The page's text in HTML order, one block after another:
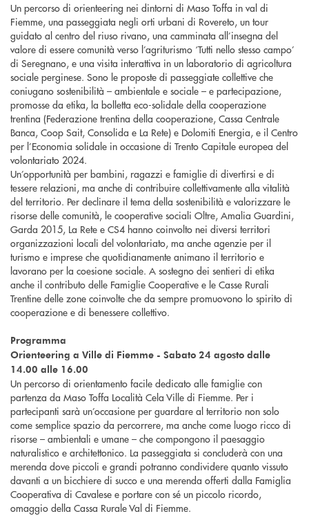
Un percorso di orienteering nei dintorni di Maso Toffa in val di
Fiemme, una passeggiata negli orti urbani di Rovereto, un tour
guidato al centro del riuso rivano, una camminata all’insegna del
valore di essere comunità verso l’agriturismo ‘Tutti nello stesso campo’
di Seregnano, e una visita interattiva in un laboratorio di agricoltura
sociale perginese. Sono le proposte di passeggiate collettive che
coniugano sostenibilità – ambientale e sociale – e partecipazione,
promosse da etika, la bolletta eco-solidale della cooperazione
trentina (Federazione trentina della cooperazione, Cassa Centrale
Banca, Coop Sait, Consolida e La Rete) e Dolomiti Energia, e il Centro
per l’Economia solidale in occasione di Trento Capitale europea del
volontariato 2024.
Un’opportunità per bambini, ragazzi e famiglie di divertirsi e di
tessere relazioni, ma anche di contribuire collettivamente alla vitalità
del territorio. Per declinare il tema della sostenibilità e valorizzare le
risorse delle comunità, le cooperative sociali Oltre, Amalia Guardini,
Garda 2015, La Rete e CS4 hanno coinvolto nei diversi territori
organizzazioni locali del volontariato, ma anche agenzie per il
turismo e imprese che quotidianamente animano il territorio e
lavorano per la coesione sociale. A sostegno dei sentieri di etika
anche il contributo delle Famiglie Cooperative e le Casse Rurali
Trentine delle zone coinvolte che da sempre promuovono lo spirito di
cooperazione e di benessere collettivo.
Programma
Orienteering a Ville di Fiemme - Sabato 24 agosto dalle
14.00 alle 16.00
Un percorso di orientamento facile dedicato alle famiglie con
partenza da Maso Toffa Località Cela Ville di Fiemme. Per i
partecipanti sarà un’occasione per guardare al territorio non solo
come semplice spazio da percorrere, ma anche come luogo ricco di
risorse – ambientali e umane – che compongono il paesaggio
naturalistico e architettonico. La passeggiata si concluderà con una
merenda dove piccoli e grandi potranno condividere quanto vissuto
davanti a un bicchiere di succo e una merenda offerti dalla Famiglia
Cooperativa di Cavalese e portare con sé un piccolo ricordo,
omaggio della Cassa Rurale Val di Fiemme.